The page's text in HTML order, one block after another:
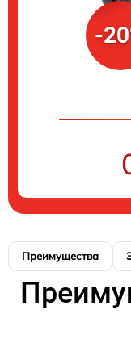
-
Преимущества